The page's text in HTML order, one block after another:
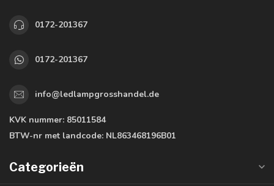
0172-201367
0172-201367
info@ledlampgrosshandel.de
KVK nummer: 85011584
BTW-nr met landcode: NL863468196B01
Categorieën